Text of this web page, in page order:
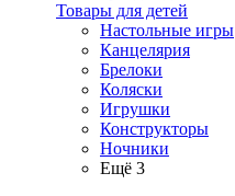
Товары для детей
Настольные игры
Канцелярия
Брелоки
Коляски
Игрушки
Конструкторы
Ночники
Ещё 3